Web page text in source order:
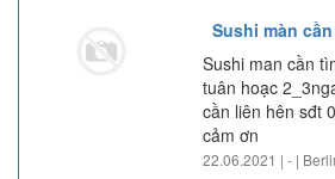
Sushi màn
Sushi man cần
tuân hoạc
cần liên hên sđt
cảm ơn
22.06.2021 | - |